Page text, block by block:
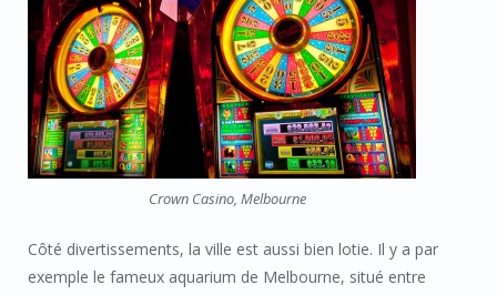
Crown Casino, Melbourne
Côté divertissements, la ville est aussi bien lotie. Il y a par
exemple le fameux aquarium de Melbourne, situé entre